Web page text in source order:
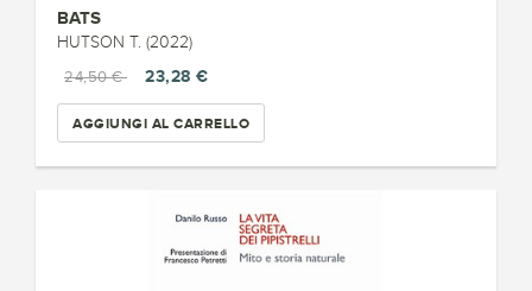
BATS
HUTSON T. (2022)
24,50 €
23,28 €
AGGIUNGI AL CARRELLO